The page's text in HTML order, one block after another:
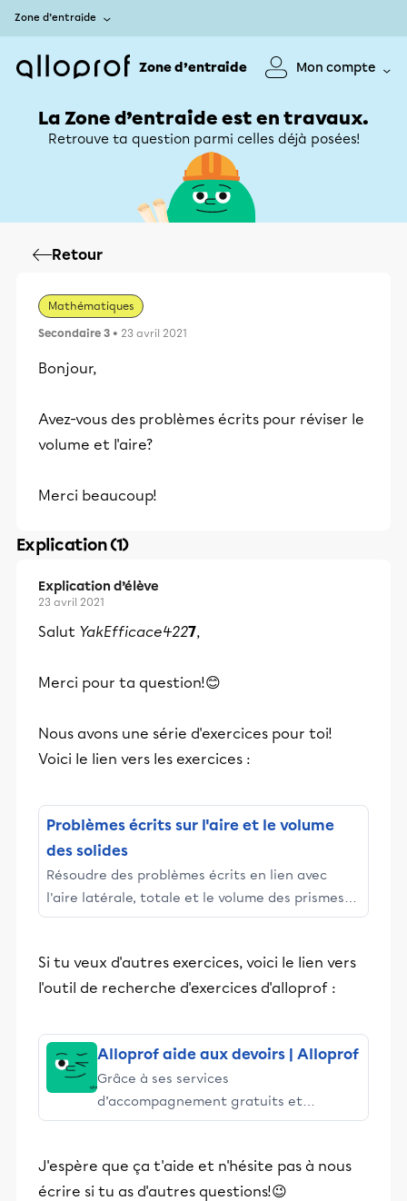
Zone d’entraide
Zone d’entraide Mon compte
La Zone d’entraide est en travaux.
Retrouve ta question parmi celles déjà posées!
Retour
Mathématiques
Secondaire 3 • 23 avril 2021
Bonjour,
Avez-vous des problèmes écrits pour réviser le
volume et l'aire?
Merci beaucoup!
Explication (1)
Explication d’élève
23 avril 2021
Salut YakEfficace4227,
Merci pour ta question!😊
Nous avons une série d'exercices pour toi!
Voici le lien vers les exercices :
Problèmes écrits sur l'aire et le volume
des solides
Résoudre des problèmes écrits en lien avec
l'aire latérale, totale et le volume des prismes
(cubes, prismes, pyramides, boules, cylindres ou
Si tu veux d'autres exercices, voici le lien vers
l'outil de recherche d'exercices d'alloprof :
Alloprof aide aux devoirs | Alloprof
Grâce à ses services
d’accompagnement gratuits et
stimulants, Alloprof engage les élèves
éducative.
J'espère que ça t'aide et n'hésite pas à nous
écrire si tu as d'autres questions!😉